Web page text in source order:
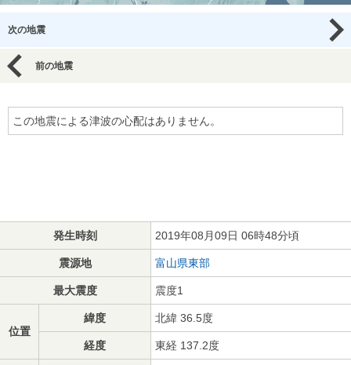
次の地震
前の地震
この地震による津波の心配はありません。
発生時刻 2019年08月09日 06時48分頃
震源地 富山県東部
最大震度 震度1
位置
緯度 北緯 36.5度
経度 東経 137.2度